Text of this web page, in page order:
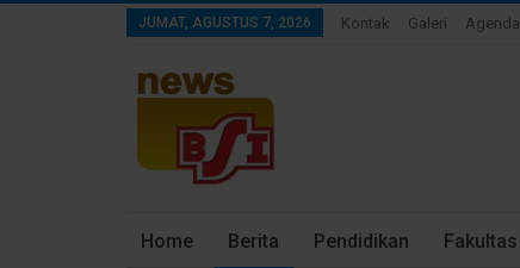
JUMAT, AGUSTUS 7, 2026 Kontak Galeri Agenda
Home Berita Pendidikan Fakultas